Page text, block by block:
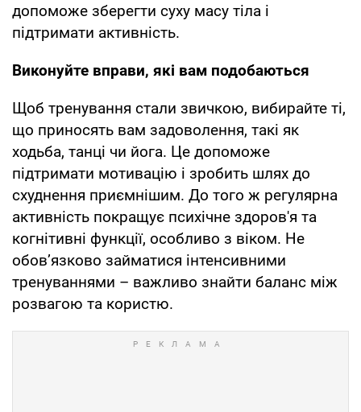
допоможе зберегти суху масу тіла і
підтримати активність.
Виконуйте вправи, які вам подобаються
Щоб тренування стали звичкою, вибирайте ті,
що приносять вам задоволення, такі як
ходьба, танці чи йога. Це допоможе
підтримати мотивацію і зробить шлях до
схуднення приємнішим. До того ж регулярна
активність покращує психічне здоров'я та
когнітивні функції, особливо з віком. Не
обов’язково займатися інтенсивними
тренуваннями – важливо знайти баланс між
розвагою та користю.